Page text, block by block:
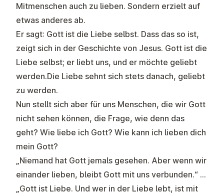
Mitmenschen auch zu lieben. Sondern erzielt auf
etwas anderes ab.
Er sagt: Gott ist die Liebe selbst. Dass das so ist,
zeigt sich in der Geschichte von Jesus. Gott ist die
Liebe selbst; er liebt uns, und er möchte geliebt
werden.Die Liebe sehnt sich stets danach, geliebt
zu werden.
Nun stellt sich aber für uns Menschen, die wir Gott
nicht sehen können, die Frage, wie denn das
geht? Wie liebe ich Gott? Wie kann ich lieben dich
mein Gott?
„Niemand hat Gott jemals gesehen. Aber wenn wir
einander lieben, bleibt Gott mit uns verbunden.“ …
„Gott ist Liebe. Und wer in der Liebe lebt, ist mit